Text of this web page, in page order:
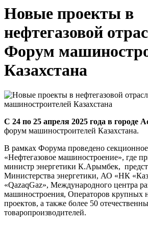
Новые проекты в
нефтегазовой
Форум
Казахстана
С 24 по 25 апреля 2025 года в городе
форум машиностроителей Казахстана.
В рамках Форума проведено секционное
«Нефтегазовое машиностроение», где
министр энергетики К.Арымбек,
Министерства энергетики, АО «НК
«QazaqGaz», Международного центра
машиностроения, Операторов крупных
проектов, а также более 50
товаропроизводителей.